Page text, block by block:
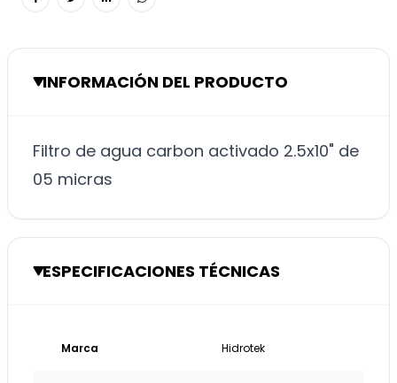
INFORMACIÓN DEL PRODUCTO
Filtro de agua carbon activado 2.5x10" de
05 micras
ESPECIFICACIONES TÉCNICAS
Marca Hidrotek